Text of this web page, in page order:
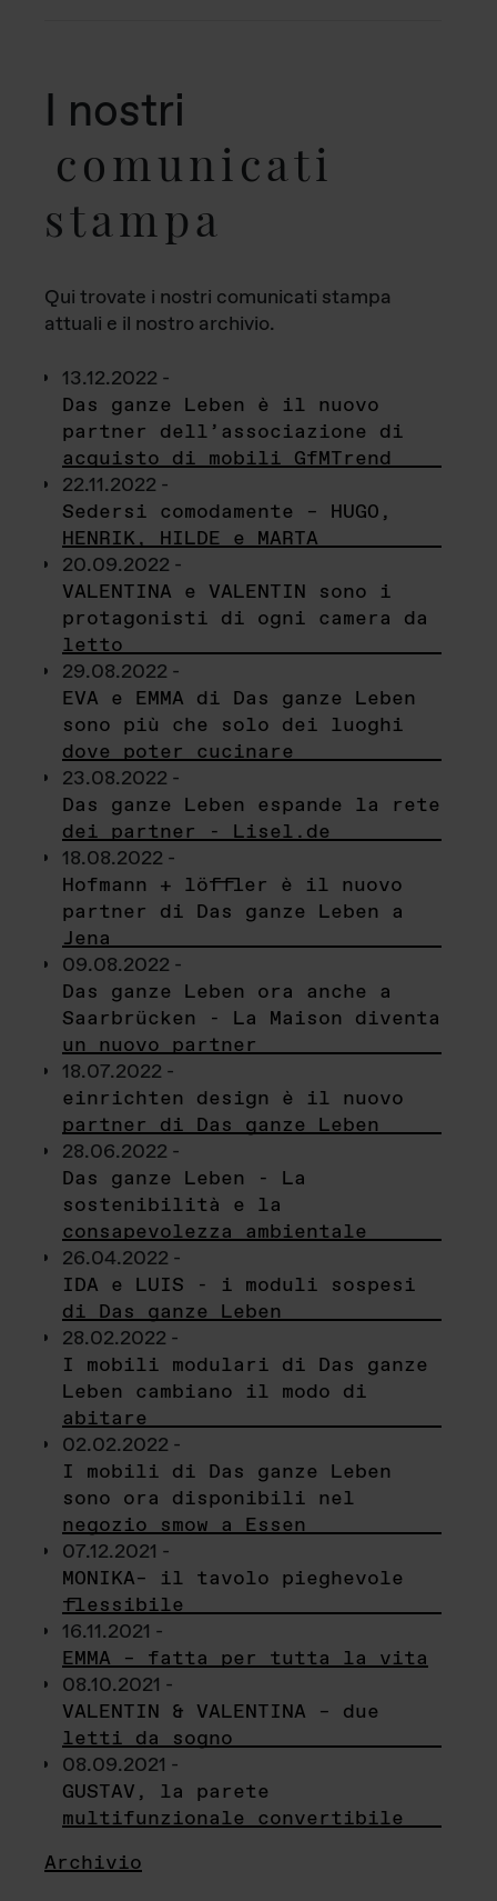
I nostri
comunicati
stampa
Qui trovate i nostri comunicati stampa
attuali e il nostro archivio.
13.12.2022 -
Das ganze Leben è il nuovo
partner dell’associazione di
acquisto di mobili GfMTrend
22.11.2022 -
Sedersi comodamente – HUGO,
HENRIK, HILDE e MARTA
20.09.2022 -
VALENTINA e VALENTIN sono i
protagonisti di ogni camera da
letto
29.08.2022 -
EVA e EMMA di Das ganze Leben
sono più che solo dei luoghi
dove poter cucinare
23.08.2022 -
Das ganze Leben espande la rete
dei partner - Lisel.de
18.08.2022 -
Hofmann + löffler è il nuovo
partner di Das ganze Leben a
Jena
09.08.2022 -
Das ganze Leben ora anche a
Saarbrücken - La Maison diventa
un nuovo partner
18.07.2022 -
einrichten design è il nuovo
partner di Das ganze Leben
28.06.2022 -
Das ganze Leben - La
sostenibilità e la
consapevolezza ambientale
26.04.2022 -
IDA e LUIS - i moduli sospesi
di Das ganze Leben
28.02.2022 -
I mobili modulari di Das ganze
Leben cambiano il modo di
abitare
02.02.2022 -
I mobili di Das ganze Leben
sono ora disponibili nel
negozio smow a Essen
07.12.2021 -
MONIKA– il tavolo pieghevole
flessibile
16.11.2021 -
EMMA – fatta per tutta la vita
08.10.2021 -
VALENTIN & VALENTINA – due
letti da sogno
08.09.2021 -
GUSTAV, la parete
multifunzionale convertibile
Archivio